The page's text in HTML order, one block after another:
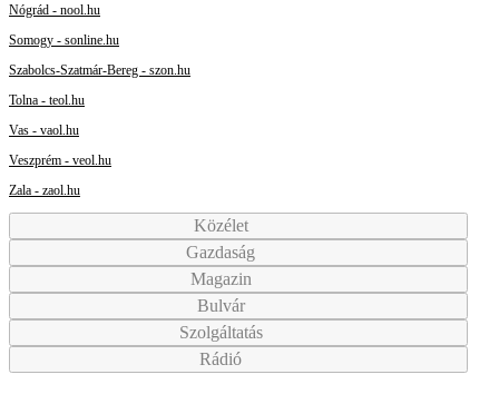
Nógrád - nool.hu
Somogy - sonline.hu
Szabolcs-Szatmár-Bereg - szon.hu
Tolna - teol.hu
Vas - vaol.hu
Veszprém - veol.hu
Zala - zaol.hu
Közélet
Gazdaság
Magazin
Bulvár
Szolgáltatás
Rádió